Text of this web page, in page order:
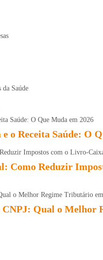
Saúde
o Receita Saúde: O
Como Reduzir
CNPJ: Qual o Melhor